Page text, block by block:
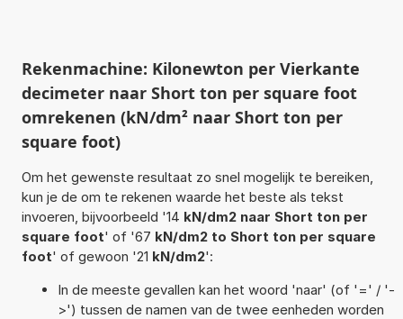
Rekenmachine: Kilonewton per Vierkante
decimeter naar Short ton per square foot
omrekenen (kN/dm² naar Short ton per
square foot)
Om het gewenste resultaat zo snel mogelijk te bereiken,
kun je de om te rekenen waarde het beste als tekst
invoeren, bijvoorbeeld '14 kN/dm2 naar Short ton per
square foot' of '67 kN/dm2 to Short ton per square
foot' of gewoon '21 kN/dm2':
In de meeste gevallen kan het woord 'naar' (of '=' / '-
>') tussen de namen van de twee eenheden worden